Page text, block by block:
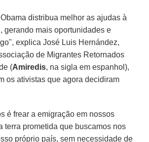
distribua melhor as ajudas à
gerando mais oportunidades e
explica José Luis Hernández,
de Migrantes Retornados
(Amiredis, na sigla em espanhol),
os ativistas que agora decidiram
é frear a emigração em nossos
terra prometida que buscamos nos
próprio país, sem necessidade de